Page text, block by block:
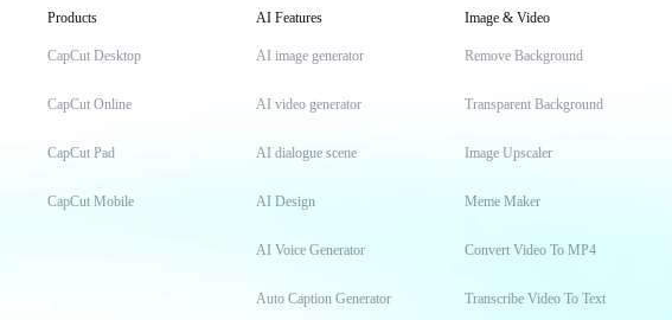
Products
CapCut Desktop
CapCut Online
CapCut Pad
CapCut Mobile
AI Features
AI image generator
AI video generator
AI dialogue scene
AI Design
AI Voice Generator
Auto Caption Generator
Image & Video
Remove Background
Transparent Background
Image Upscaler
Meme Maker
Convert Video To MP4
Transcribe Video To Text